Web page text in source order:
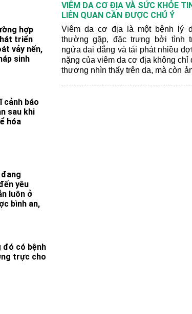
hợp
triển
vảy nến,
sinh
cảnh báo
sau khi
hóa
yêu
luôn ở
bình an,
đó có bệnh
trực cho
VIÊM DA CƠ ĐỊA VÀ SỨC KHỎE
LIÊN QUAN CẦN ĐƯỢC CHÚ Ý
Viêm da cơ địa là một bệnh lý
thường gặp, đặc trưng bởi tình
ngứa dai dẳng và tái phát nhiều
nặng của viêm da cơ địa không chỉ
thương nhìn thấy trên da, mà còn